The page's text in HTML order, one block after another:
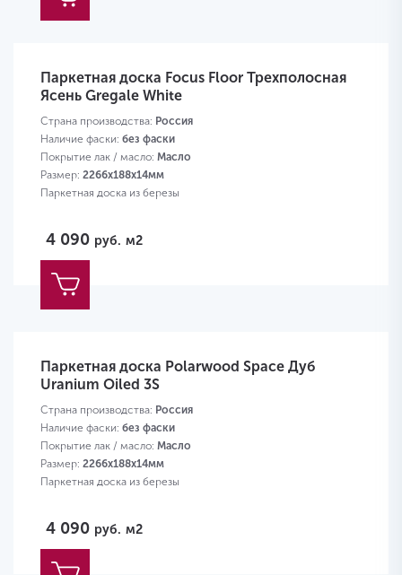
Паркетная доска Focus Floor Трехполосная
Ясень Gregale White
Страна производства: Россия
Наличие фаски: без фаски
Покрытие лак / масло: Масло
Размер: 2266х188х14мм
Паркетная доска из березы
4 090 руб. м2
Паркетная доска Polarwood Space Дуб
Uranium Oiled 3S
Страна производства: Россия
Наличие фаски: без фаски
Покрытие лак / масло: Масло
Размер: 2266х188х14мм
Паркетная доска из березы
4 090 руб. м2